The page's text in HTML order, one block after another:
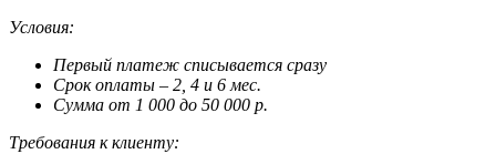
Условия:
Первый платеж списывается сразу
Срок оплаты – 2, 4 и 6 мес.
Сумма от 1 000 до 50 000 р.
Требования к клиенту: